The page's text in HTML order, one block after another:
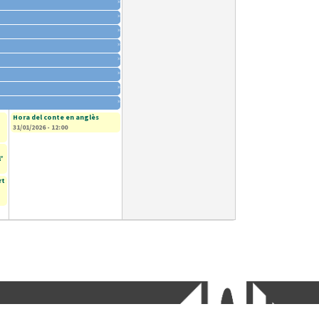
»
»
»
»
»
»
»
Hora del conte en anglès
31/01/2026 - 12:00